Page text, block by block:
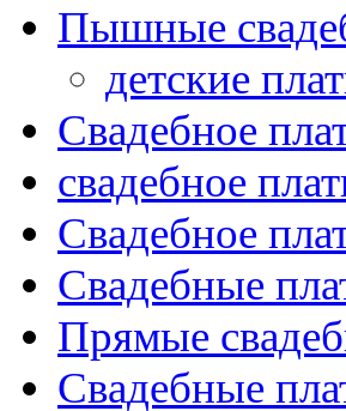
Пышные
детские
Свадебное
свадебное
Свадебное
Свадебные
Прямые
Свадебные